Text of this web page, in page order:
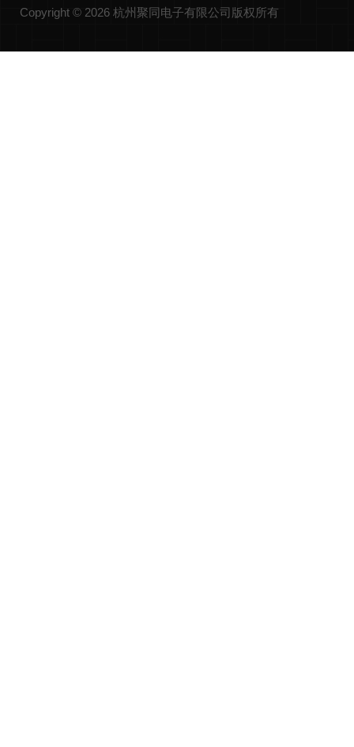
Copyright © 2026 杭州聚同电子有限公司版权所有